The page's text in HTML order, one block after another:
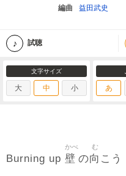
編曲
益田武史
試聴
文字サイズ
大 中 小 あ
Burning up 壁
かべ
の向
む
こう